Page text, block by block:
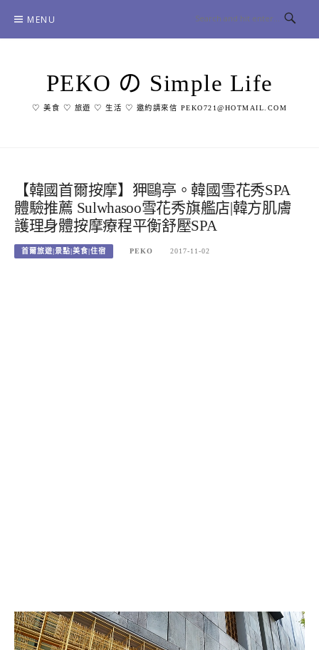
content
MENU
PEKO の Simple Life
♡ 美食 ♡ 旅遊 ♡ 生活 ♡ 邀約請來信 PEKO721@HOTMAIL.COM
【韓國首爾按摩】狎鷗亭。韓國雪花秀SPA
體驗推薦 Sulwhasoo雪花秀旗艦店|韓方肌膚
護理身體按摩療程平衡舒壓SPA
首爾旅遊|景點|美食|住宿 PEKO 2017-11-02